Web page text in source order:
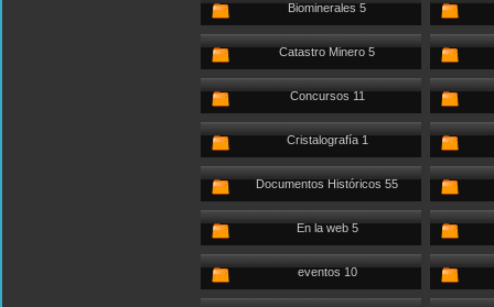
Biominerales 5
Catastro Minero 5
Concursos 11
Cristalografía 1
Documentos Históricos 55
En la web 5
eventos 10